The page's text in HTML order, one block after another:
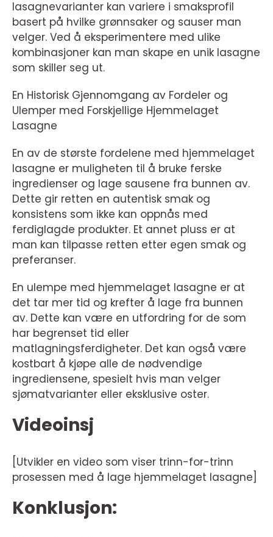
lasagnevarianter kan variere i smaksprofil
basert på hvilke grønnsaker og sauser man
velger. Ved å eksperimentere med ulike
kombinasjoner kan man skape en unik lasagne
som skiller seg ut.
En Historisk Gjennomgang av Fordeler og
Ulemper med Forskjellige Hjemmelaget
Lasagne
En av de største fordelene med hjemmelaget
lasagne er muligheten til å bruke ferske
ingredienser og lage sausene fra bunnen av.
Dette gir retten en autentisk smak og
konsistens som ikke kan oppnås med
ferdiglagde produkter. Et annet pluss er at
man kan tilpasse retten etter egen smak og
preferanser.
En ulempe med hjemmelaget lasagne er at
det tar mer tid og krefter å lage fra bunnen
av. Dette kan være en utfordring for de som
har begrenset tid eller
matlagningsferdigheter. Det kan også være
kostbart å kjøpe alle de nødvendige
ingrediensene, spesielt hvis man velger
sjømatvarianter eller eksklusive oster.
Videoinsj
[Utvikler en video som viser trinn-for-trinn
prosessen med å lage hjemmelaget lasagne]
Konklusjon: